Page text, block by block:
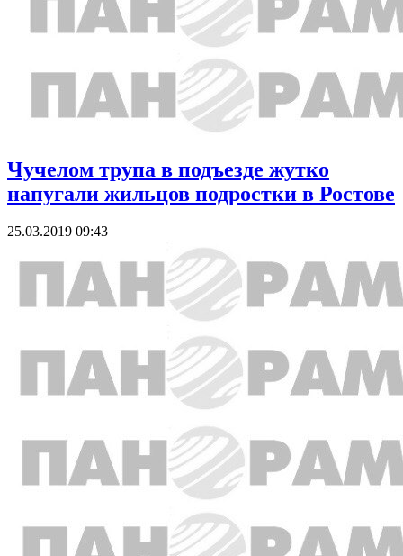
Чучелом трупа в подъезде жутко
напугали жильцов подростки в Ростове
25.03.2019 09:43